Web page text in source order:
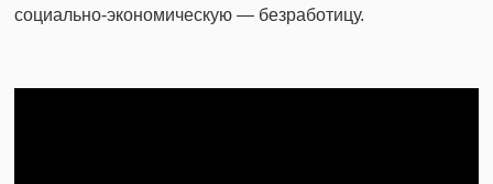
социально-экономическую — безработицу.